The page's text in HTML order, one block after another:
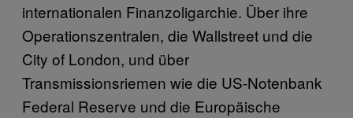
internationalen Finanzoligarchie. Über ihre
Operationszentralen, die Wallstreet und die
City of London, und über
Transmissionsriemen wie die US-Notenbank
Federal Reserve und die Europäische